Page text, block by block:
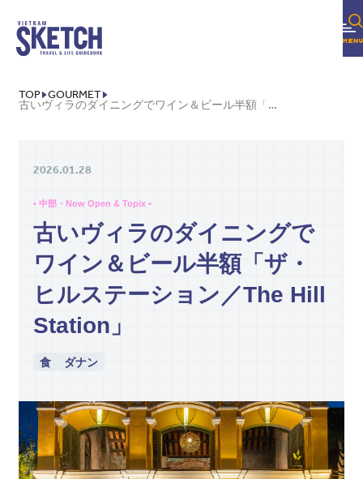
TOP GOURMET
古いヴィラのダイニングでワイン＆ビール半額「ザ・ヒルステーション／THE HILL STATION」
2026.01.28
• 中部・Now Open & Topix •
古いヴィラのダイニングで
ワイン＆ビール半額「ザ・
ヒルステーション／The Hill
Station」
食 ダナン